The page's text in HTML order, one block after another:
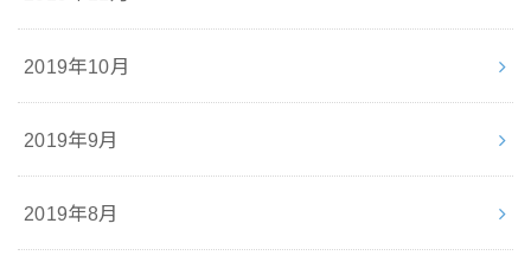
2019年10月
2019年9月
2019年8月